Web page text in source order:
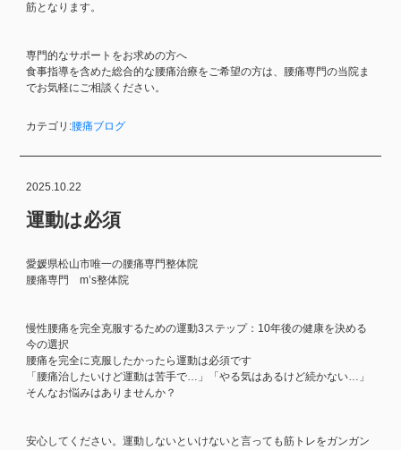
筋となります。
専門的なサポートをお求めの方へ
食事指導を含めた総合的な腰痛治療をご希望の方は、腰痛専門の当院ま
でお気軽にご相談ください。
カテゴリ:腰痛ブログ
2025.10.22
運動は必須
愛媛県松山市唯一の腰痛専門整体院
腰痛専門 m’s整体院
慢性腰痛を完全克服するための運動3ステップ：10年後の健康を決める
今の選択
腰痛を完全に克服したかったら運動は必須です
「腰痛治したいけど運動は苦手で…」「やる気はあるけど続かない…」
そんなお悩みはありませんか？
安心してください。運動しないといけないと言っても筋トレをガンガン